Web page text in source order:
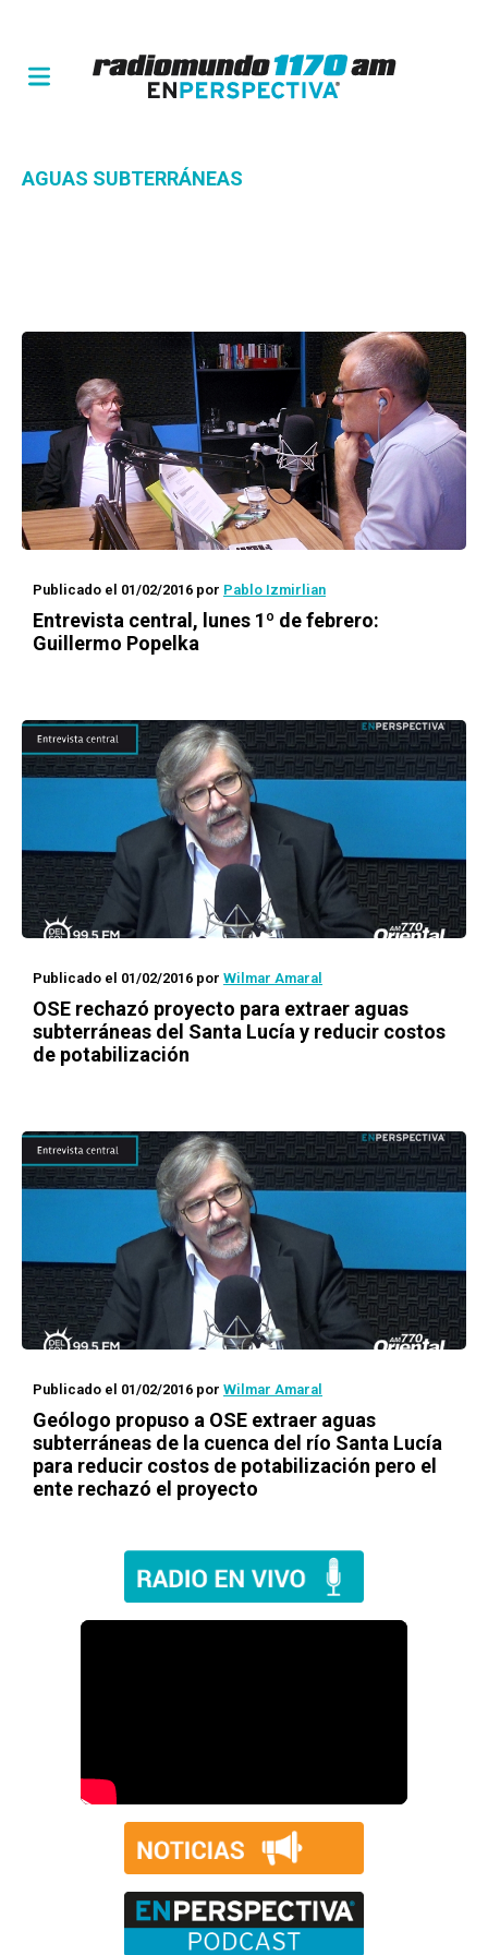
AGUAS SUBTERRÁNEAS
Publicado el 01/02/2016 por Pablo Izmirlian
Entrevista central, lunes 1º de febrero:
Guillermo Popelka
Publicado el 01/02/2016 por Wilmar Amaral
OSE rechazó proyecto para extraer aguas
subterráneas del Santa Lucía y reducir costos
de potabilización
Publicado el 01/02/2016 por Wilmar Amaral
Geólogo propuso a OSE extraer aguas
subterráneas de la cuenca del río Santa Lucía
para reducir costos de potabilización pero el
ente rechazó el proyecto